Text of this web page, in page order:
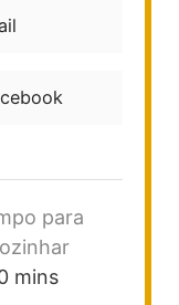
para
mins